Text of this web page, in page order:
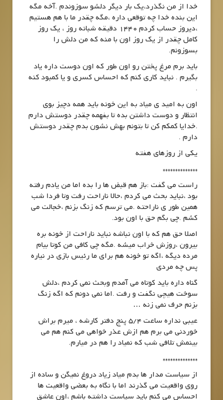
خدا از من نگذرد،یک بار دیگر دلشو سوزوندم .آخه مگه
این بنده خدا چه توقعی داره ،مگه چقدر ما با هم هستیم
،دیروز حساب کردم 1440 دقیقه شبانه روز ، یک روز
کامل چقدر از یک روز اون با منه که من دلش را
بسوزونم.
باید برم مرغ پختن رو اون طور که اون دوست داره یاد
بگیرم . نباید کاری کنم که احساس کسری و یا کمبود کنه
.
اون به امید ی میاد به این خونه باید همه دچیز بوی
انتظار و دوست داشتن بده تا بفهمه چقدر دوستش دارم
.خدایا کمکم کن تا بتونم بهش نشون بدم چقدر دوستش
دارم .
یکی از روزهای هفته
**************
راست می گفت :باز هم قبض ها را بده اما من یادم رفته
بود ،نباید بحث می کردم ،حالا ناراحت رفت وتا فردا شب
همین طور ی ناراحته .می ترسم که زنگ بزنم ،خجالت می
کشم .چی بگم حق با اون بود.
اصلا حق هم که با اون نباشه نباید ناراحت از خونه بره
بیرون ،روزش خراب میشه .مگه چی کافی من کوتا بیام
مرده دیگه ،اگه تو خونه هم برای ما رئیس بازی در نیاره
پس چه مردی
گناه داره باید کوتاه می آمدم وبحث نمی کردم ،دلش
سوخت هیچی نگفت و رفت .اما نمی دونم که اگه زنگ
بزنم حرف نمی زنه …
عیبی نداره ساعت 5/4 پنج دفتر کارشه ، میرم براش
خوردنی می برم هم ازش عذر خواهی می کنم هم می
بینمش تلافی شب که نمیاد را هم در میارم.
**************
از سیاست مدار ها بدم میاد زیاد دروغ نمیگن و ساده از
روی واقعیت می گذرند اما با نگاه به بعضی واقعیت ها
احساس می کنم باید سیاست داشته باشم ،اون عاشق